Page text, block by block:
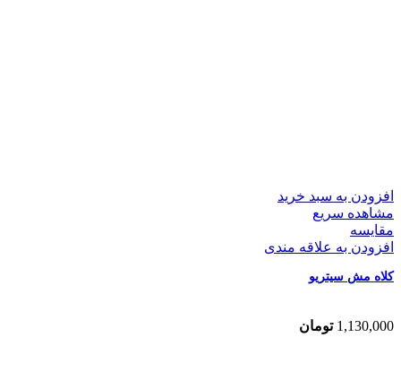
افزودن به سبد خرید
مشاهده سریع
مقایسه
افزودن به علاقه مندی
کلاه مش سیتریو
1,130,000 تومان